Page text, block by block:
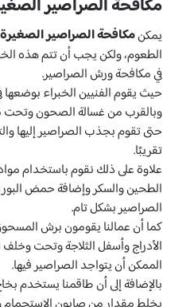
مكافحة الصراصير
يمكنمكافحة الصراصير
الطعوم، ولكن يجب أن تتم هذه
في مكافحة ورش الصراصير.
حيث يقوم الفنيين الخبراء بوضعها
وبالقرب من غسالة الصحون
حتى تقوم بجذب الصراصير إليها
تقريبًا.
علاوة على ذلك نقوم باستخدام
الطحين والسكر وإضافة حمض
الصراصير بشكل تام.
كما أن عمالنا يقومون برش
الأدراج وأسفل الثلاجة وتحت وخلف
الممكن أن يتواجد الصراصير فيها.
بالإضافة إلى أن طاقمنا يستخدم